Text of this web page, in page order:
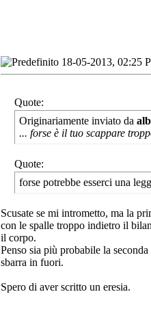
18-05-2013, 02:25
Quote:
Originariamente inviato da
... forse è il tuo scappare
Quote:
forse potrebbe esserci una
Scusate se mi intrometto, ma la
con le spalle troppo indietro il
il corpo.
Penso sia più probabile la
sbarra in fuori.
Spero di aver scritto un eresia.